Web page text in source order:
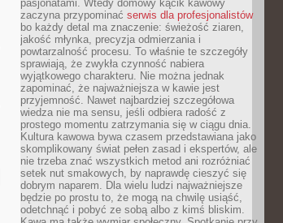
pasjonatami. Wtedy domowy kącik kawowy
zaczyna przypominać serwis dla profesjonalistów
bo każdy detal ma znaczenie: świeżość ziaren,
jakość młynka, precyzja odmierzania i
powtarzalność procesu. To właśnie te szczegóły
sprawiają, że zwykła czynność nabiera
wyjątkowego charakteru. Nie można jednak
zapominać, że najważniejsza w kawie jest
przyjemność. Nawet najbardziej szczegółowa
wiedza nie ma sensu, jeśli odbiera radość z
prostego momentu zatrzymania się w ciągu dnia.
Kultura kawowa bywa czasem przedstawiana jako
skomplikowany świat pełen zasad i ekspertów, ale
nie trzeba znać wszystkich metod ani rozróżniać
setek nut smakowych, by naprawdę cieszyć się
dobrym naparem. Dla wielu ludzi najważniejsze
będzie po prostu to, że mogą na chwilę usiąść,
odetchnąć i pobyć ze sobą albo z kimś bliskim.